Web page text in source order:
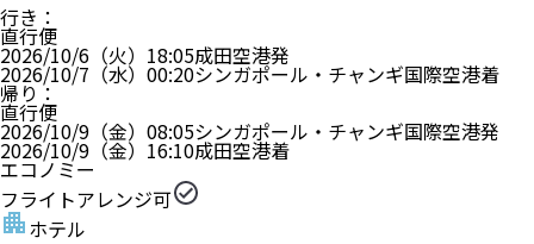
行き ：
直行便
2026/10/6（火） 18:05成田空港発
2026/10/7（水） 00:20シンガポール・チャンギ国際空港着
帰り ：
直行便
2026/10/9（金） 08:05シンガポール・チャンギ国際空港発
2026/10/9（金） 16:10成田空港着
エコノミー
フライトアレンジ可
ホテル